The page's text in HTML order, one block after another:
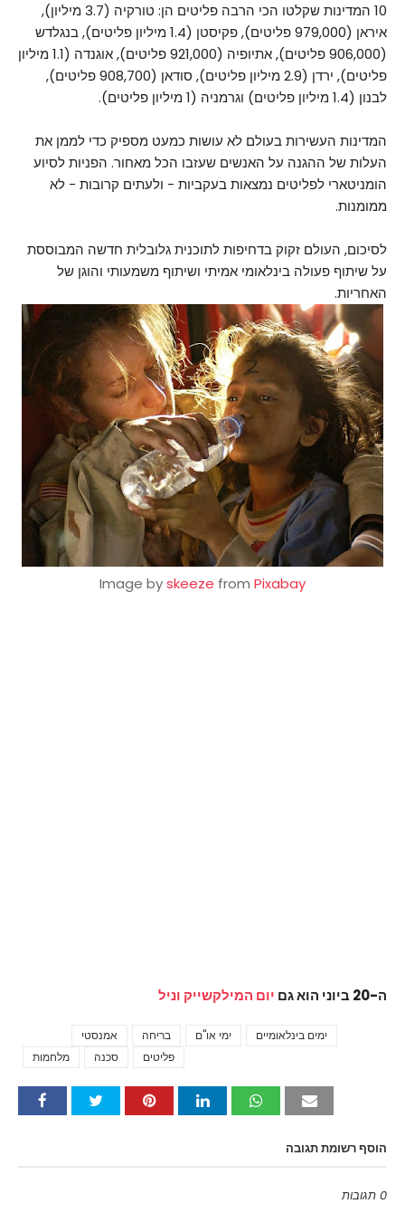
10 המדינות שקלטו הכי הרבה פליטים הן: טורקיה (3.7 מיליון),
איראן (979,000 פליטים), פקיסטן (1.4 מיליון פליטים), בנגלדש
(906,000 פליטים), אתיופיה (921,000 פליטים), אוגנדה (1.1 מיליון
פליטים), ירדן (2.9 מיליון פליטים), סודאן (908,700 פליטים),
לבנון (1.4 מיליון פליטים) וגרמניה (1 מיליון פליטים).
המדינות העשירות בעולם לא עושות כמעט מספיק כדי לממן את
העלות של ההגנה על האנשים שעזבו הכל מאחור. הפניות לסיוע
הומניטארי לפליטים נמצאות בעקביות - ולעתים קרובות - לא
ממומנות.
לסיכום, העולם זקוק בדחיפות לתוכנית גלובלית חדשה המבוססת
על שיתוף פעולה בינלאומי אמיתי ושיתוף משמעותי והוגן של
האחריות.
Image byskeeze from Pixabay
ה-20 ביוני הוא גם יום המילקשייק וניל
אמנסטי בריחה ימי או"ם
ימים בינלאומיים
מלחמות
סכנה פליטים
הוסף רשומת תגובה
0 תגובות